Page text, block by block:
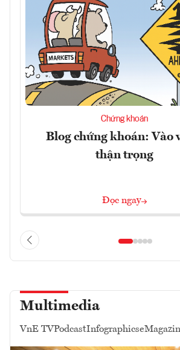
Chứng khoán
Blog chứng khoán: Vào
thận trọng
Đọc ngay
Multimedia
VnE TVPodcastInfographics